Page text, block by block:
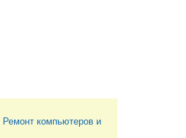
Ремонт компьютеров и